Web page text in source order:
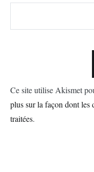
Ce site utilise Akismet
plus sur la façon dont les
traitées.